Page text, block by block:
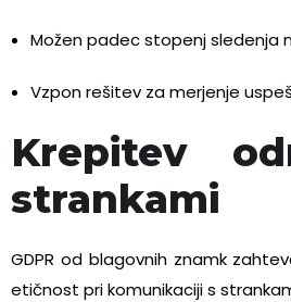
Možen padec stopenj sledenja
Vzpon rešitev za merjenje
Krepitev
strankami
GDPR od blagovnih znamk
etičnost pri komunikaciji s